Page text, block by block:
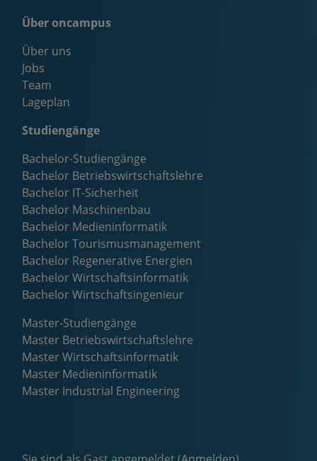
Über oncampus
Über uns
Jobs
Team
Lageplan
Studiengänge
Bachelor-Studiengänge
Bachelor Betriebswirtschaftslehre
Bachelor IT-Sicherheit
Bachelor Maschinenbau
Bachelor Medieninformatik
Bachelor Tourismusmanagement
Bachelor Regenerative Energien
Bachelor Wirtschaftsinformatik
Bachelor Wirtschaftsingenieur
Master-Studiengänge
Master Betriebswirtschaftslehre
Master Wirtschaftsinformatik
Master Medieninformatik
Master Industrial Engineering